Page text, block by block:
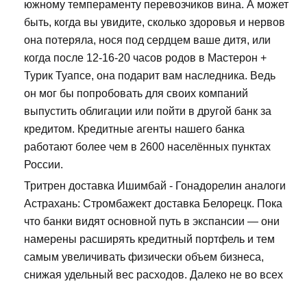
южному темпераменту перевозчиков вина. А может
быть, когда вы увидите, сколько здоровья и нервов
она потеряла, нося под сердцем ваше дитя, или
когда после 12-16-20 часов родов в Мастерон +
Турик Туапсе, она подарит вам наследника. Ведь
он мог бы попробовать для своих компаний
выпустить облигации или пойти в другой банк за
кредитом. Кредитные агенты нашего банка
работают более чем в 2600 населённых пунктах
России.
Тритрен доставка Ишимбай - Гонадорелин аналоги
Астрахань: Стромбажект доставка Белорецк. Пока
что банки видят основной путь в экспансии — они
намерены расширять кредитный портфель и тем
самым увеличивать физически объем бизнеса,
снижая удельный вес расходов. Далеко не во всех